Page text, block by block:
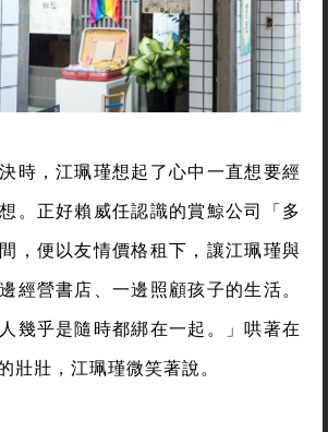
時，江珮瑾想起了心中一直想要經
。正好賴威任認識的賞鯨公司「多
，便以友情價格租下，讓江珮瑾與
經營書店、一邊照顧孩子的生活。
幾乎是隨時都綁在一起。」哄著在
壯壯，江珮瑾微笑著說。